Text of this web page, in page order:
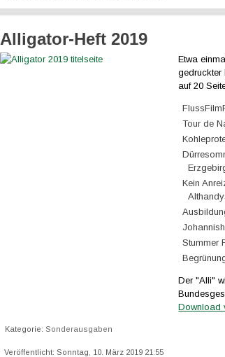
Alligator-Heft 2019
Etwa
auf 20
Tour de
Kein
Stummer
Der "Alli"
Download
Kategorie:Sonderausgaben
Veröffentlicht: Sonntag, 10. März 2019 21:55